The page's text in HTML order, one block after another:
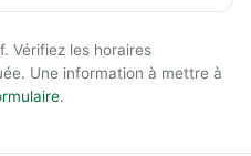
Vérifiez les horaires
Une information à mettre à
.